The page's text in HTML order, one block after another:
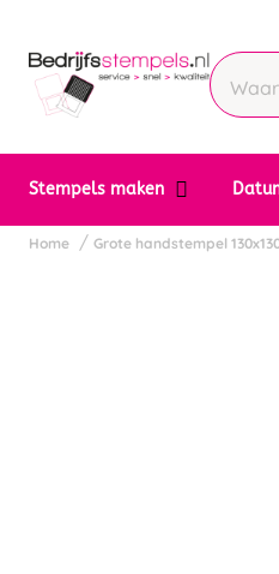
Stempels maken
Home Grote handstempel